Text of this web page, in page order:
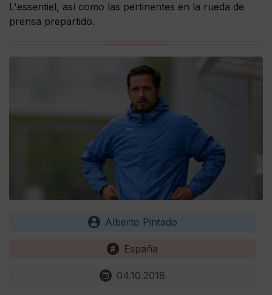
L'essentiel, así como las pertinentes en la rueda de
prensa prepartido.
Alberto Pintado
España
04.10.2018